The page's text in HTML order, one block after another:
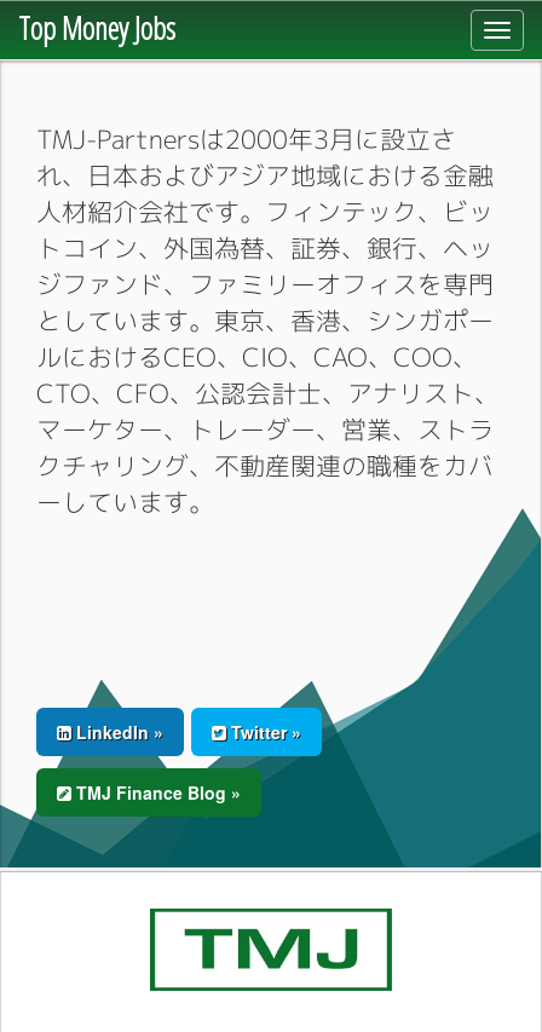
Top Money Jobs
TMJ-Partnersは2000年3月に設立さ
れ、日本およびアジア地域における金融
人材紹介会社です。フィンテック、ビッ
トコイン、外国為替、証券、銀行、ヘッ
ジファンド、ファミリーオフィスを専門
としています。東京、香港、シンガポー
ルにおけるCEO、CIO、CAO、COO、
CTO、CFO、公認会計士、アナリスト、
マーケター、トレーダー、営業、ストラ
クチャリング、不動産関連の職種をカバ
ーしています。
LinkedIn » Twitter »
TMJ Finance Blog »